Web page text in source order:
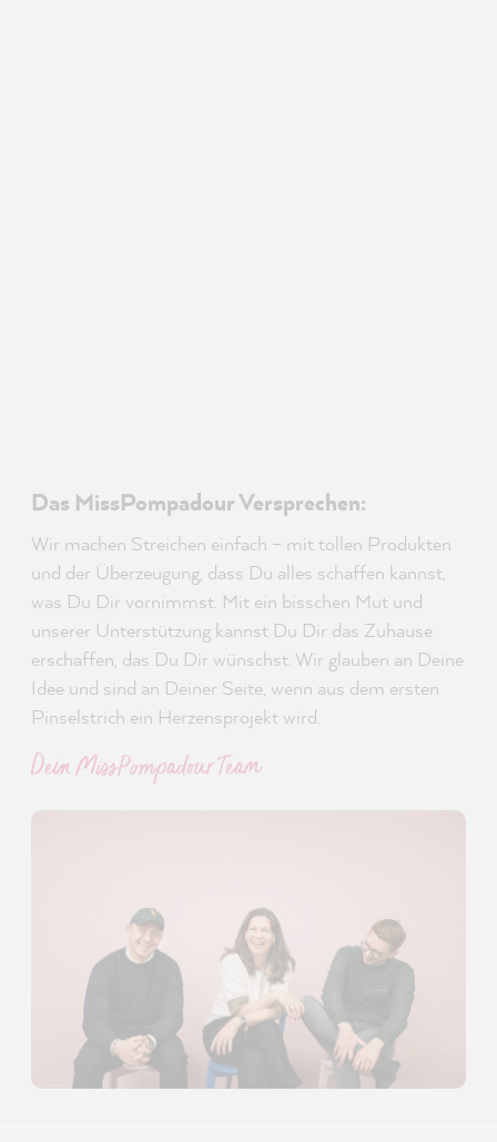
Das MissPompadour Versprechen:
Wir machen Streichen einfach – mit tollen Produkten
und der Überzeugung, dass Du alles schaffen kannst,
was Du Dir vornimmst. Mit ein bisschen Mut und
unserer Unterstützung kannst Du Dir das Zuhause
erschaffen, das Du Dir wünschst. Wir glauben an Deine
Idee und sind an Deiner Seite, wenn aus dem ersten
Pinselstrich ein Herzensprojekt wird.
Dein MissPompadour Team